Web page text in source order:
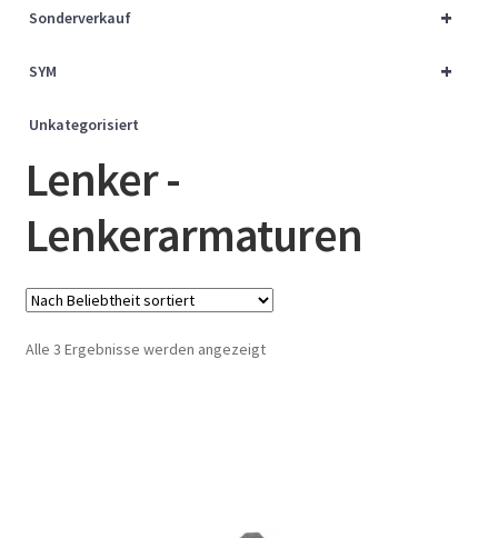
+
Sonderverkauf
+
SYM
Unkategorisiert
Lenker -
Lenkerarmaturen
Alle 3 Ergebnisse werden angezeigtNach